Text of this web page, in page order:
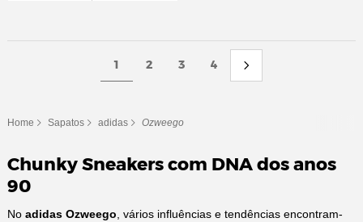
1 2 3 4
Home Sapatos adidas Ozweego
Chunky Sneakers com DNA dos anos
90
No adidas Ozweego, vários influências e tendências encontram-